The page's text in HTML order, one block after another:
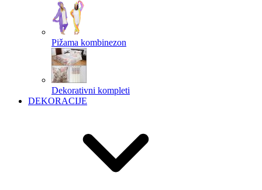
Pižama kombinezon
Dekorativni kompleti
DEKORACIJE